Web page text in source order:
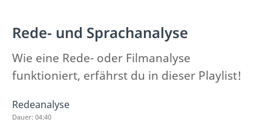
Rede- und Sprachanalyse
Wie eine Rede- oder Filmanalyse
funktioniert, erfährst du in dieser Playlist!
Redeanalyse
Dauer: 04:40